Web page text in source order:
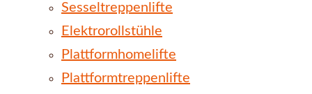
Sesseltreppenlifte
Elektrorollstühle
Plattformhomelifte
Plattformtreppenlifte